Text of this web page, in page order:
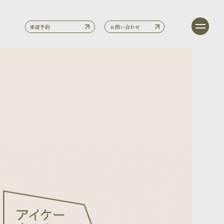
来店予約 お問い合わせ